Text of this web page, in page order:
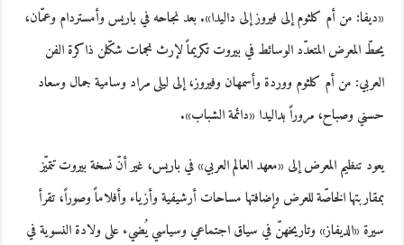
«ديفا: من أم كلثوم إلى فيروز إلى داليدا». بعد نجاحه في باريس وأمستردام وعمّان،
يحطّ المعرض المتعدّد الوسائط في بيروت تكريماً لإرث نجمات شكّلن ذاكرة الفن
العربي: من أم كلثوم ووردة وأسمهان وفيروز، إلى ليلى مراد وسامية جمال وسعاد
حسني وصباح، مروراً بداليدا «دائمة الشباب».
يعود تنظيم المعرض إلى «معهد العالم العربي» في باريس، غير أنّ نسخة بيروت تتميّز
بمقاربتها الخاصّة للعرض وإضافتها مساحات أرشيفية وأزياء وأفلاماً وصوراً، تقرأ
سيرة «الديفاز» وتاريخهنّ في سياق اجتماعي وسياسي يُضيء على ولادة النسوية في